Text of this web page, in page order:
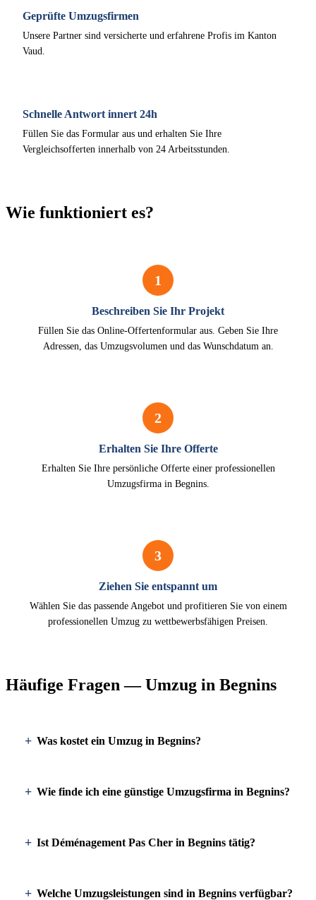
Geprüfte Umzugsfirmen
Unsere Partner sind versicherte und erfahrene Profis im Kanton
Vaud.
Schnelle Antwort innert 24h
Füllen Sie das Formular aus und erhalten Sie Ihre
Vergleichsofferten innerhalb von 24 Arbeitsstunden.
Wie funktioniert es?
1
Beschreiben Sie Ihr Projekt
Füllen Sie das Online-Offertenformular aus. Geben Sie Ihre
Adressen, das Umzugsvolumen und das Wunschdatum an.
2
Erhalten Sie Ihre Offerte
Erhalten Sie Ihre persönliche Offerte einer professionellen
Umzugsfirma in Begnins.
3
Ziehen Sie entspannt um
Wählen Sie das passende Angebot und profitieren Sie von einem
professionellen Umzug zu wettbewerbsfähigen Preisen.
Häufige Fragen — Umzug in Begnins
Was kostet ein Umzug in Begnins?
Wie finde ich eine günstige Umzugsfirma in Begnins?
Ist Déménagement Pas Cher in Begnins tätig?
Welche Umzugsleistungen sind in Begnins verfügbar?